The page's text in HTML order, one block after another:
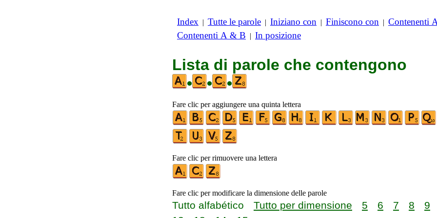
Index | Tutte le parole | Iniziano con | Finiscono con | Contenenti
Contenenti A & B | In posizione
Lista di parole che contengono
•
• •
Fare clic per aggiungere una quinta lettera
Fare clic per rimuovere una lettera
Fare clic per modificare la dimensione delle parole
Tutto alfabético Tutto per dimensione 5 6 7 8 9